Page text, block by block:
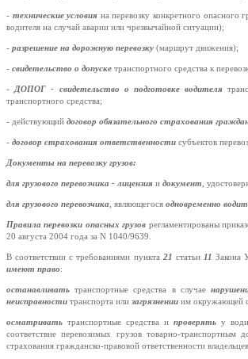
- технические условия на перевозку конкретного опасного
водителя на случай аварии или чрезвычайной ситуации);
- разрешение на дорожную перевозку (маршрут движения);
- свидетельство о допуске транспортного средства к
- ДОПОГ - свидетельство о подготовке водителя
транспортного средства;
- действующий договор обязательного страхования
- договор страхования ответственности субъектов
Документы на перевозку грузов:
для грузового перевозчика - лицензия и документ
для грузового перевозчика , являющегося одновременно
Правила перевозки опасных грузов регламентированы
20 августа 2004 года за N 1040/9639.
В соответствии с требованиями пункта 21 статьи 11Закона
имеют право:
останавливатьтранспортные средства в случае
неисправности транспорта или загрязнении им окружающей
осматриватьтранспортные средства ипроверятьу
соответствие перевозимых грузов товарно-транспортным
страхования гражданско-правовой ответственности